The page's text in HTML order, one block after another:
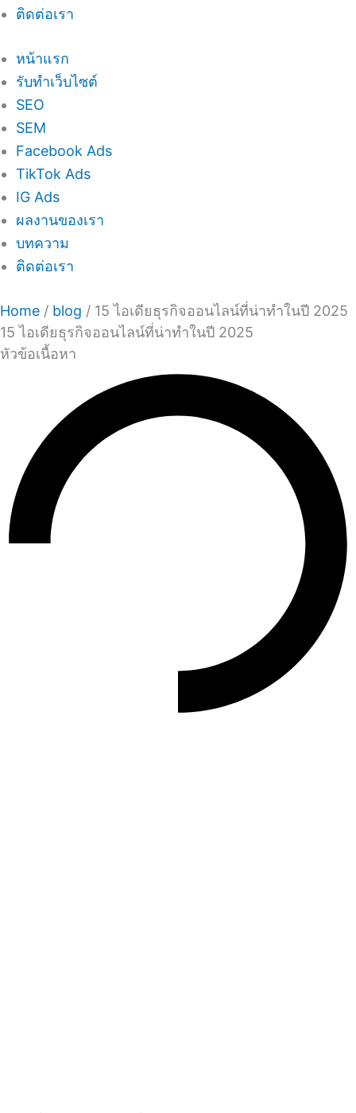
ติดต่อเรา
หน้าแรก
รับทำเว็บไซต์
SEO
SEM
Facebook Ads
TikTok Ads
IG Ads
ผลงานของเรา
บทความ
ติดต่อเรา
Home / blog / 15 ไอเดียธุรกิจออนไลน์ที่น่าทำในปี 2025
15 ไอเดียธุรกิจออนไลน์ที่น่าทำในปี 2025
หัวข้อเนื้อหา